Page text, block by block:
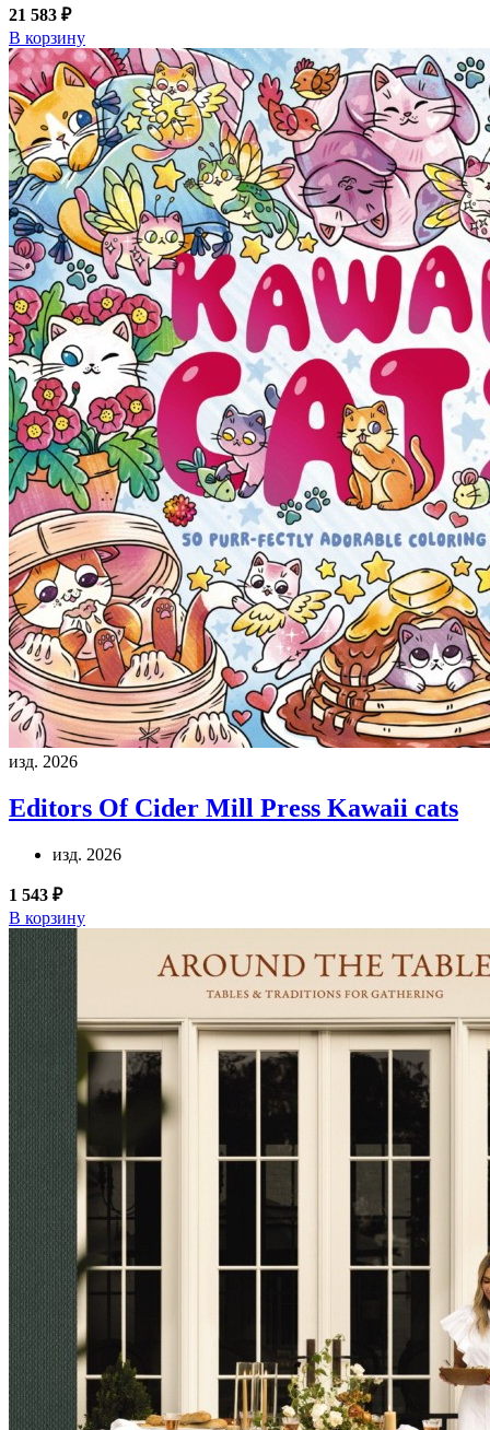
21 583 ₽
В корзину
изд. 2026
Editors Of Cider Mill Press Kawaii cats
изд. 2026
1 543 ₽
В корзину